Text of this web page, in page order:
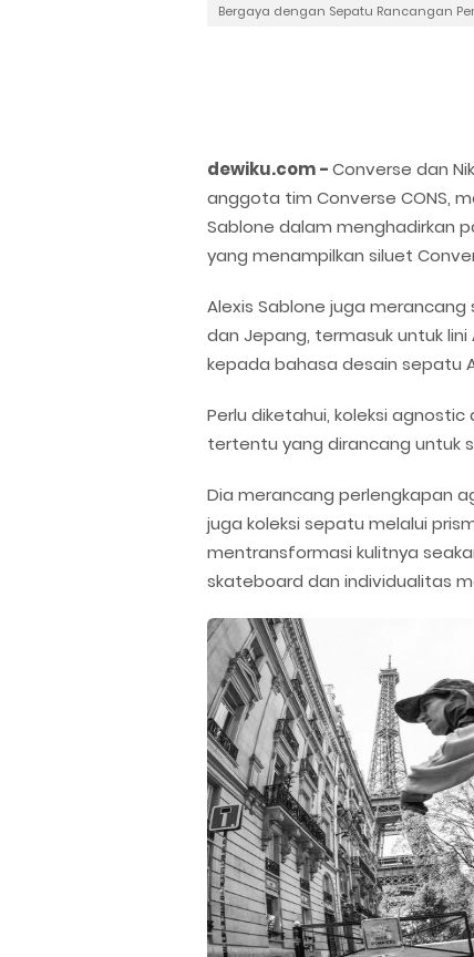
Bergaya dengan Sepatu Rancangan
dewiku.com -Converse dan
anggota tim Converse CONS,
Sablone dalam menghadirkan
yang menampilkan siluet
Alexis Sablone juga
dan Jepang, termasuk untuk
kepada bahasa desain sepatu
Perlu diketahui, koleksi
tertentu yang dirancang untuk
Dia merancang perlengkapan
juga koleksi sepatu melalui
mentransformasi kulitnya
skateboard dan individualitas